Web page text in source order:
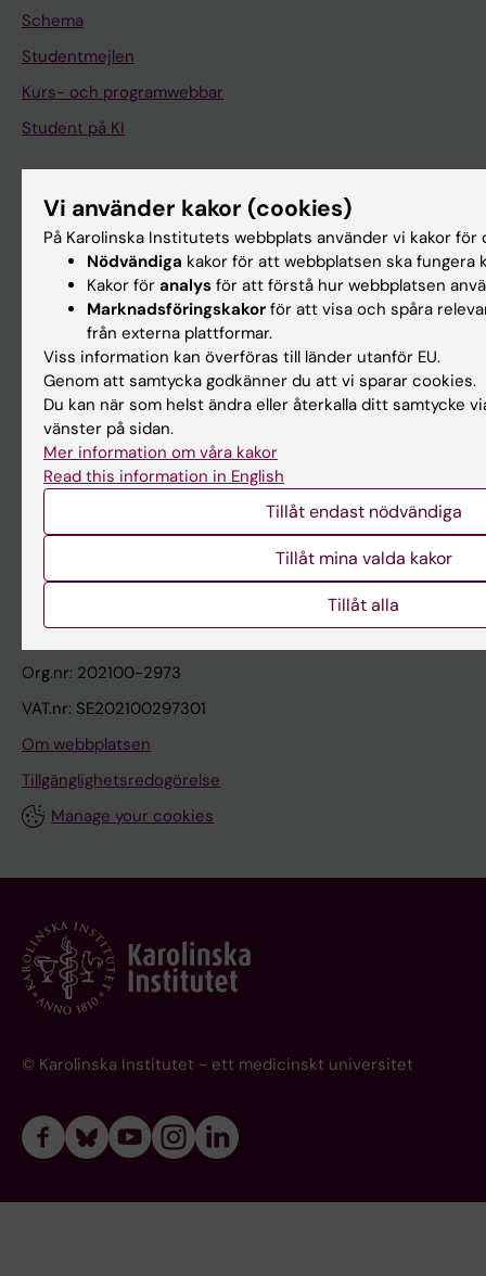
Schema
Studentmejlen
Kurs- och programwebbar
Student på KI
Medarbetare
Medarbetarportalen
Kontakta och besök KI
Universitetsbiblioteket
Stöd forskning och utbildning
Jobba på KI
Karolinska Institutet Innovation
Kontakta presstjänsten
Karolinska Institutet
Org.nr: 202100-2973
VAT.nr: SE202100297301
Om webbplatsen
Tillgänglighetsredogörelse
Manage your cookies
© Karolinska Institutet - ett medicinskt universitet
Vi använder kakor (cookies)
På Karolinska Institutets webbplats använder vi kakor för
Nödvändiga kakor för att webbplatsen ska fungera
Kakor för analys för att förstå hur webbplatsen
Marknadsföringskakor för att visa och spåra
från externa plattformar.
Viss information kan överföras till länder utanför EU.
Genom att samtycka godkänner du att vi sparar cookies.
Du kan när som helst ändra eller återkalla ditt samtycke
vänster på sidan.
Mer information om våra kakor
Read this information in English
Tillåt endast nödvändiga
Tillåt mina valda kakor
Tillåt alla